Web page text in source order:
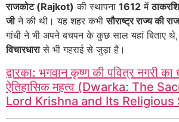
राजकोट (Rajkot) की स्थापना 1612 में
जीने की थी। यह शहर कभीसौराष्ट्र राज्य की
गांधी ने भी अपने बचपन के कुछ साल यहां बिताए
विचारधारासे भी गहराई से जुड़ा है।
द्वारका: भगवान कृष्ण की पवित्र नगरी का
ऐतिहासिक महत्व (Dwarka: The
Lord Krishna and Its Religious